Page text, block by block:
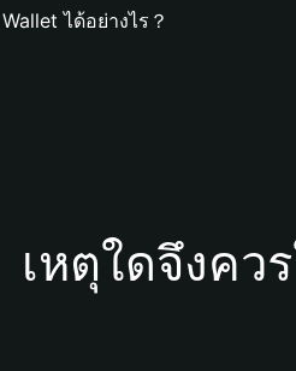
ได้อย่างไร？
เหตุใดจึงคว